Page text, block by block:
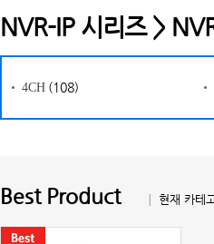
NVR-IP 시리즈 >
4CH (108)
Best Product │ 현재 카테